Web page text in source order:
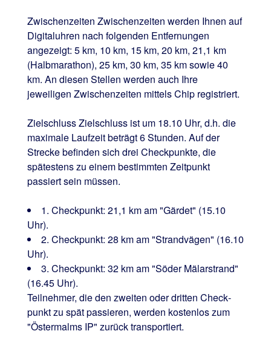
Zwischenzeiten Zwischenzeiten werden Ihnen auf
Digitaluhren nach folgenden Entfernungen
angezeigt: 5 km, 10 km, 15 km, 20 km, 21,1 km
(Halbmarathon), 25 km, 30 km, 35 km sowie 40
km. An diesen Stellen werden auch Ihre
jeweiligen Zwischenzeiten mittels Chip registriert.
Zielschluss Zielschluss ist um 18.10 Uhr, d.h. die
maximale Laufzeit beträgt 6 Stunden. Auf der
Strecke befinden sich drei Checkpunkte, die
spätestens zu einem bestimmten Zeitpunkt
passiert sein müssen.
1. Checkpunkt: 21,1 km am "Gärdet" (15.10
Uhr).
2. Checkpunkt: 28 km am "Strandvägen" (16.10
Uhr).
3. Checkpunkt: 32 km am "Söder Mälarstrand"
(16.45 Uhr).
Teilnehmer, die den zweiten oder dritten Check­
punkt zu spät passieren, werden kostenlos zum
"Östermalms IP" zurück transportiert.